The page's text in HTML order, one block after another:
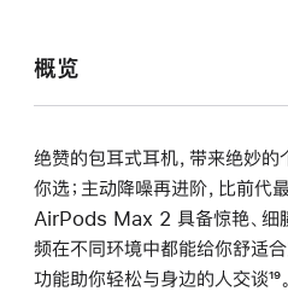
概览
绝赞的包耳式耳机，带来绝妙的
你选；主动降噪再进阶，比前代
AirPods Max 2 具备惊艳、细
频在不同环境中都能给你舒适
功能助你轻松与身边的人交谈脚